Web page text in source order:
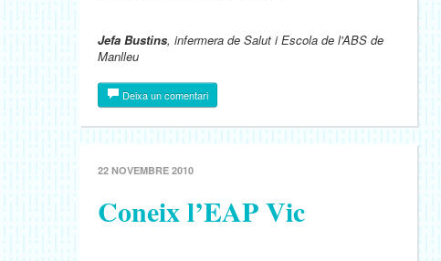
Jefa Bustins, infermera de Salut i Escola de l'ABS de
Manlleu
Deixa un comentari
22 NOVEMBRE 2010
Coneix l’EAP Vic